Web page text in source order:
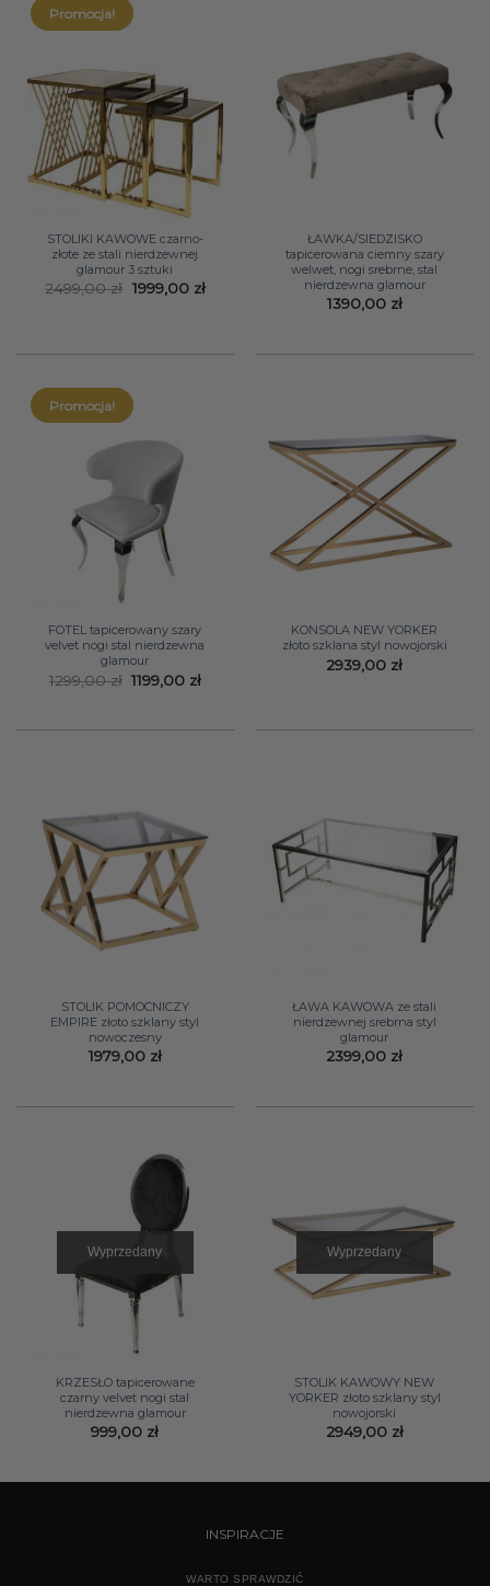
Promocja!
STOLIKI KAWOWE czarno-
złote ze stali nierdzewnej
glamour 3 sztuki
2499,00zł Pierwotna
cena
1999,00 złAktualna
ŁAWKA/SIEDZISKO
tapicerowana ciemny szary
welwet, nogi srebrne, stal
nierdzewna glamour
1390,00 zł
Promocja!
FOTEL tapicerowany szary
velvet nogi stal nierdzewna
glamour
1299,00zł Pierwotna
cena
1199,00 złAktualna
KONSOLA NEW YORKER
złoto szklana styl nowojorski
2939,00 zł
STOLIK POMOCNICZY
EMPIRE złoto szklany styl
nowoczesny
1979,00 zł
ŁAWA KAWOWA ze stali
nierdzewnej srebrna styl
glamour
2399,00 zł
Wyprzedany
KRZESŁO tapicerowane
czarny velvet nogi stal
nierdzewna glamour
999,00 zł
Wyprzedany
STOLIK KAWOWY NEW
YORKER złoto szklany styl
nowojorski
2949,00 zł
INSPIRACJE
WARTO SPRAWDZIĆ